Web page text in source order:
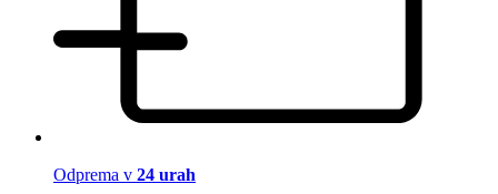
Odprema v 24 urah